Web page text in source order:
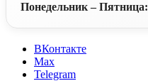
Понедельник – Пятница:
ВКонтакте
Max
Telegram